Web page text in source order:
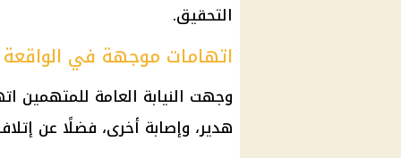
التحقيق.
اتهامات موجهة في الواقعة
وجهت النيابة العامة للمتهمين
هدير، وإصابة أخرى، فضلًا عن